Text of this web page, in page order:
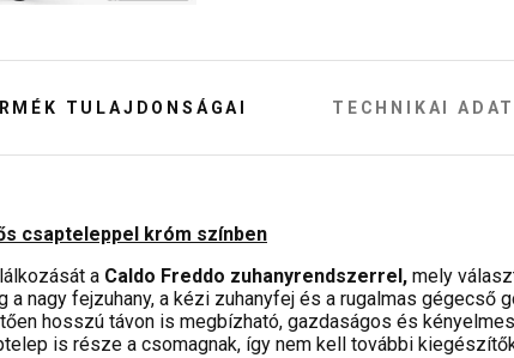
TULAJDONSÁGAI TECHNIKAI
csapteleppel króm színben
a Caldo Freddo zuhanyrendszerrel, mely
nagy fejzuhany, a kézi zuhanyfej és a rugalmas gégecső
hosszú távon is megbízható, gazdaságos és
is része a csomagnak, így nem kell további